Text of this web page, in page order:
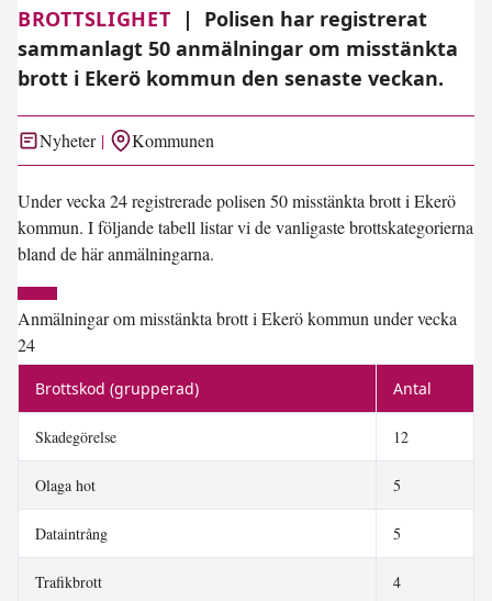
BROTTSLIGHET |
Polisen har registrerat
sammanlagt 50 anmälningar om misstänkta
brott i Ekerö kommun den senaste veckan.
Nyheter Kommunen
Under vecka 24 registrerade polisen 50 misstänkta brott i Ekerö
kommun. I följande tabell listar vi de vanligaste brottskategorierna
bland de här anmälningarna.
Anmälningar om misstänkta brott i Ekerö kommun under vecka
24
Brottskod (grupperad) Antal
Skadegörelse 12
Olaga hot 5
Dataintrång 5
Trafikbrott 4